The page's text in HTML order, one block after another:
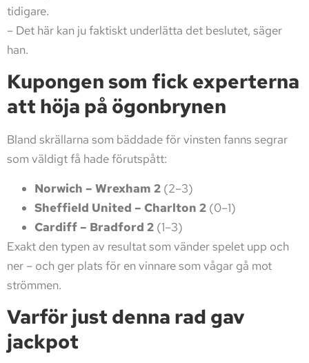
tidigare.
– Det här kan ju faktiskt underlätta det beslutet, säger
han.
Kupongen som fick experterna
att höja på ögonbrynen
Bland skrällarna som bäddade för vinsten fanns segrar
som väldigt få hade förutspått:
Norwich – Wrexham 2 (2–3)
Sheffield United – Charlton 2 (0–1)
Cardiff – Bradford 2 (1–3)
Exakt den typen av resultat som vänder spelet upp och
ner – och ger plats för en vinnare som vågar gå mot
strömmen.
Varför just denna rad gav
jackpot